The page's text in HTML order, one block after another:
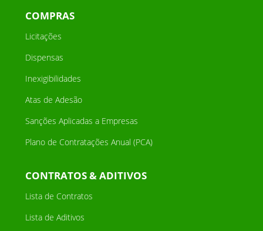
COMPRAS
Licitações
Dispensas
Inexigibilidades
Atas de Adesão
Sanções Aplicadas a Empresas
Plano de Contratações Anual (PCA)
CONTRATOS & ADITIVOS
Lista de Contratos
Lista de Aditivos